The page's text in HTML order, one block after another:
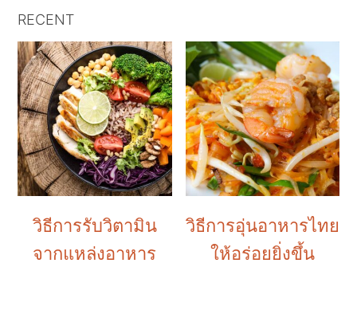
RECENT
วิธีการรับวิตามิน
จากแหล่งอาหาร
วิธีการอุ่นอาหารไทย
ให้อร่อยยิ่งขึ้น